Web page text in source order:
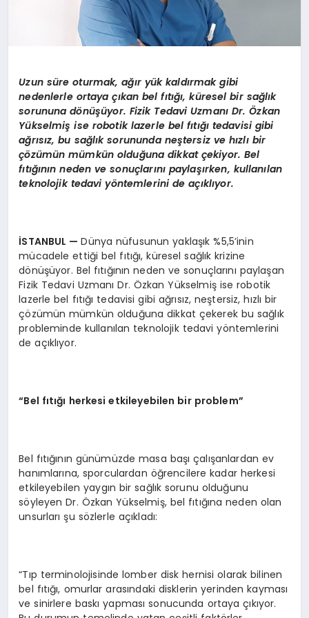
Uzun süre oturmak, ağır yük kaldırmak gibi
nedenlerle ortaya çıkan bel fıtığı, küresel bir sağlık
sorununa dönüşüyor. Fizik Tedavi Uzmanı Dr. Özkan
Yükselmiş ise robotik lazerle bel fıtığı tedavisi gibi
ağrısız, bu sağlık sorununda neştersiz ve hızlı bir
çözümün mümkün olduğuna dikkat çekiyor. Bel
fıtığının neden ve sonuçlarını paylaşırken, kullanılan
teknolojik tedavi yöntemlerini de açıklıyor.
İSTANBUL —Dünya nüfusunun yaklaşık %5,5’inin
mücadele ettiği bel fıtığı, küresel sağlık krizine
dönüşüyor. Bel fıtığının neden ve sonuçlarını paylaşan
Fizik Tedavi Uzmanı Dr. Özkan Yükselmiş ise robotik
lazerle bel fıtığı tedavisi gibi ağrısız, neştersiz, hızlı bir
çözümün mümkün olduğuna dikkat çekerek bu sağlık
probleminde kullanılan teknolojik tedavi yöntemlerini
de açıklıyor.
“Bel fıtığı herkesi etkileyebilen bir problem”
Bel fıtığının günümüzde masa başı çalışanlardan ev
hanımlarına, sporculardan öğrencilere kadar herkesi
etkileyebilen yaygın bir sağlık sorunu olduğunu
söyleyen Dr. Özkan Yükselmiş, bel fıtığına neden olan
unsurları şu sözlerle açıkladı:
“Tıp terminolojisinde lomber disk hernisi olarak bilinen
bel fıtığı, omurlar arasındaki disklerin yerinden kayması
ve sinirlere baskı yapması sonucunda ortaya çıkıyor.